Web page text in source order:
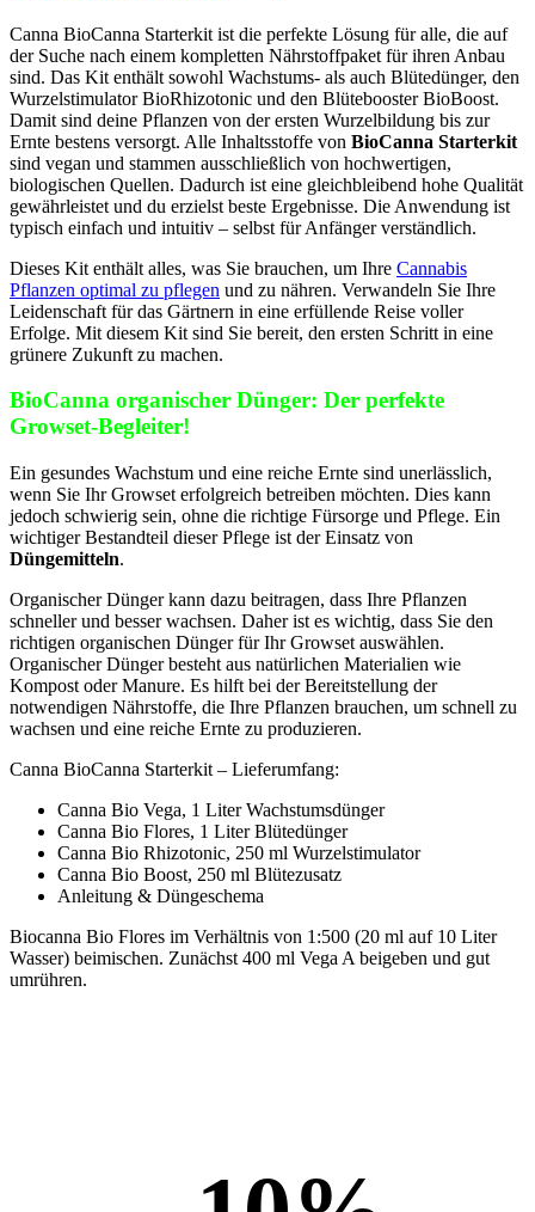
Canna BioCanna Starterkit ist die perfekte Lösung für alle, die auf
der Suche nach einem kompletten Nährstoffpaket für ihren Anbau
sind. Das Kit enthält sowohl Wachstums- als auch Blütedünger, den
Wurzelstimulator BioRhizotonic und den Blütebooster BioBoost.
Damit sind deine Pflanzen von der ersten Wurzelbildung bis zur
Ernte bestens versorgt. Alle Inhaltsstoffe von BioCanna Starterkit
sind vegan und stammen ausschließlich von hochwertigen,
biologischen Quellen. Dadurch ist eine gleichbleibend hohe Qualität
gewährleistet und du erzielst beste Ergebnisse. Die Anwendung ist
typisch einfach und intuitiv – selbst für Anfänger verständlich.
Dieses Kit enthält alles, was Sie brauchen, um Ihre Cannabis
Pflanzen optimal zu pflegen und zu nähren. Verwandeln Sie Ihre
Leidenschaft für das Gärtnern in eine erfüllende Reise voller
Erfolge. Mit diesem Kit sind Sie bereit, den ersten Schritt in eine
grünere Zukunft zu machen.
BioCanna organischer Dünger: Der perfekte
Growset-Begleiter!
Ein gesundes Wachstum und eine reiche Ernte sind unerlässlich,
wenn Sie Ihr Growset erfolgreich betreiben möchten. Dies kann
jedoch schwierig sein, ohne die richtige Fürsorge und Pflege. Ein
wichtiger Bestandteil dieser Pflege ist der Einsatz von
Düngemitteln.
Organischer Dünger kann dazu beitragen, dass Ihre Pflanzen
schneller und besser wachsen. Daher ist es wichtig, dass Sie den
richtigen organischen Dünger für Ihr Growset auswählen.
Organischer Dünger besteht aus natürlichen Materialien wie
Kompost oder Manure. Es hilft bei der Bereitstellung der
notwendigen Nährstoffe, die Ihre Pflanzen brauchen, um schnell zu
wachsen und eine reiche Ernte zu produzieren.
Canna BioCanna Starterkit – Lieferumfang:
Canna Bio Vega, 1 Liter Wachstumsdünger
Canna Bio Flores, 1 Liter Blütedünger
Canna Bio Rhizotonic, 250 ml Wurzelstimulator
Canna Bio Boost, 250 ml Blütezusatz
Anleitung & Düngeschema
Biocanna Bio Flores im Verhältnis von 1:500 (20 ml auf 10 Liter
Wasser) beimischen. Zunächst 400 ml Vega A beigeben und gut
umrühren.